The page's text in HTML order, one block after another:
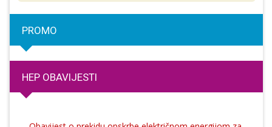
PROMO
HEP OBAVIJESTI